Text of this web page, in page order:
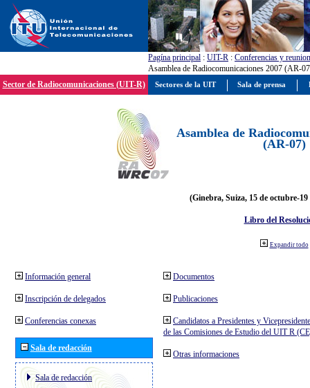
Pagína principal : UIT-R : Conferencias y
Asamblea de Radiocomunicaciones 2007 (AR-
Sector de Radiocomunicaciones (UIT-R)
Asamblea de
(AR-07)
(Ginebra, Suiza, 15 de octubre-19
Libro del
Expandir todo
Información general
Inscripción de delegados
Conferencias conexas
Sala de redacción
Sala de redacción
Documentos
Publicaciones
Candidatos a Presidentes y
de las Comisiones de Estudio del UIT R
Otras informaciones
Sectores de la UIT Sala de prensa